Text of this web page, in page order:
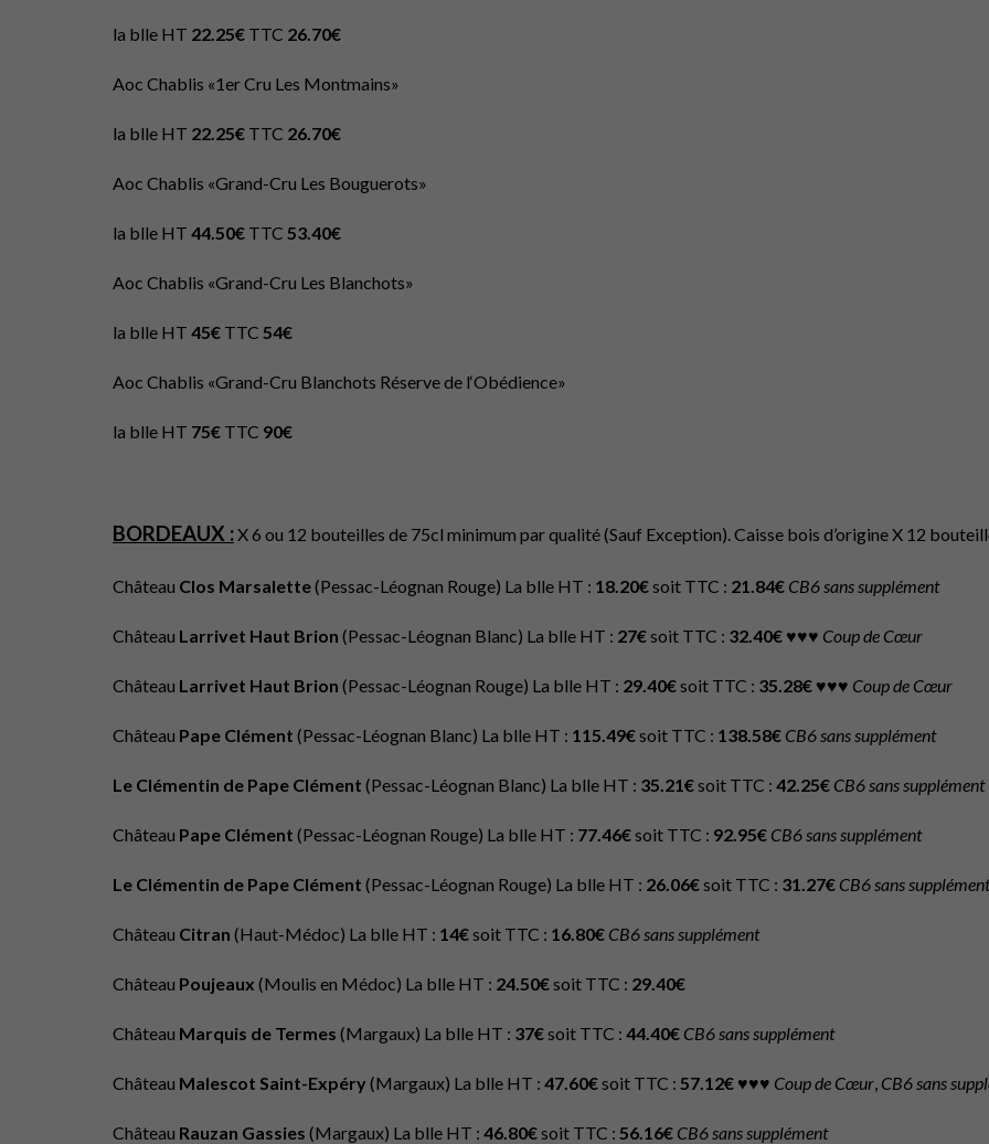
la blle HT 22.25€ TTC 26.70€
Aoc Chablis «1er Cru Les Montmains»
la blle HT 22.25€ TTC 26.70€
Aoc Chablis «Grand-Cru Les Bouguerots»
la blle HT 44.50€ TTC 53.40€
Aoc Chablis «Grand-Cru Les Blanchots»
la blle HT 45€ TTC 54€
Aoc Chablis «Grand-Cru Blanchots Réserve de l‘Obédience»
la blle HT 75€ TTC 90€
BORDEAUX :X 6 ou 12 bouteilles de 75cl minimum par qualité (Sauf Exception). Caisse bois d’origine X 12
Château Clos Marsalette(Pessac-Léognan Rouge) La blle HT : 18.20€soit TTC : 21.84€ CB6 sans supplément
Château Larrivet Haut Brion (Pessac-Léognan Blanc) La blle HT : 27€soit TTC : 32.40€ ♥♥♥ Coup de Cœur
Château Larrivet Haut Brion (Pessac-Léognan Rouge) La blle HT : 29.40€soit TTC : 35.28€ ♥♥♥ Coup de Cœur
Château Pape Clément (Pessac-Léognan Blanc) La blle HT : 115.49€soit TTC : 138.58€ CB6 sans supplément
Le Clémentin de Pape Clément (Pessac-Léognan Blanc) La blle HT : 35.21€soit TTC : 42.25€ CB6 sans supplément
Château Pape Clément (Pessac-Léognan Rouge) La blle HT : 77.46€soit TTC : 92.95€ CB6 sans supplément
Le Clémentin de Pape Clément (Pessac-Léognan Rouge) La blle HT : 26.06€soit TTC : 31.27€ CB6 sans supplément
Château Citran (Haut-Médoc) La blle HT : 14€soit TTC : 16.80€ CB6 sans supplément
Château Poujeaux (Moulis en Médoc) La blle HT : 24.50€soit TTC : 29.40€
Château Marquis de Termes (Margaux) La blle HT : 37€soit TTC : 44.40€ CB6 sans supplément
Château Malescot Saint-Expéry (Margaux) La blle HT : 47.60€soit TTC : 57.12€ ♥♥♥ Coup de Cœur, CB6 sans
Château Rauzan Gassies (Margaux) La blle HT : 46.80€soit TTC : 56.16€ CB6 sans supplément